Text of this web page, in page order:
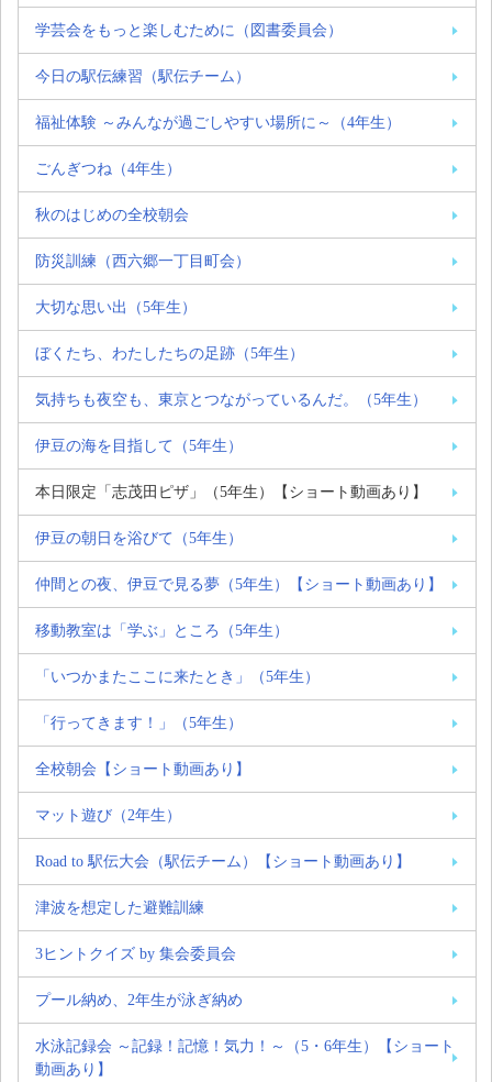
学芸会をもっと楽しむために（図書委員会）
今日の駅伝練習（駅伝チーム）
福祉体験 ～みんなが過ごしやすい場所に～（4年生）
ごんぎつね（4年生）
秋のはじめの全校朝会
防災訓練（西六郷一丁目町会）
大切な思い出（5年生）
ぼくたち、わたしたちの足跡（5年生）
気持ちも夜空も、東京とつながっているんだ。（5年生）
伊豆の海を目指して（5年生）
本日限定「志茂田ピザ」（5年生）【ショート動画あり】
伊豆の朝日を浴びて（5年生）
仲間との夜、伊豆で見る夢（5年生）【ショート動画あり】
移動教室は「学ぶ」ところ（5年生）
「いつかまたここに来たとき」（5年生）
「行ってきます！」（5年生）
全校朝会【ショート動画あり】
マット遊び（2年生）
Road to 駅伝大会（駅伝チーム）【ショート動画あり】
津波を想定した避難訓練
3ヒントクイズ by 集会委員会
プール納め、2年生が泳ぎ納め
水泳記録会 ～記録！記憶！気力！～（5・6年生）【ショート
動画あり】